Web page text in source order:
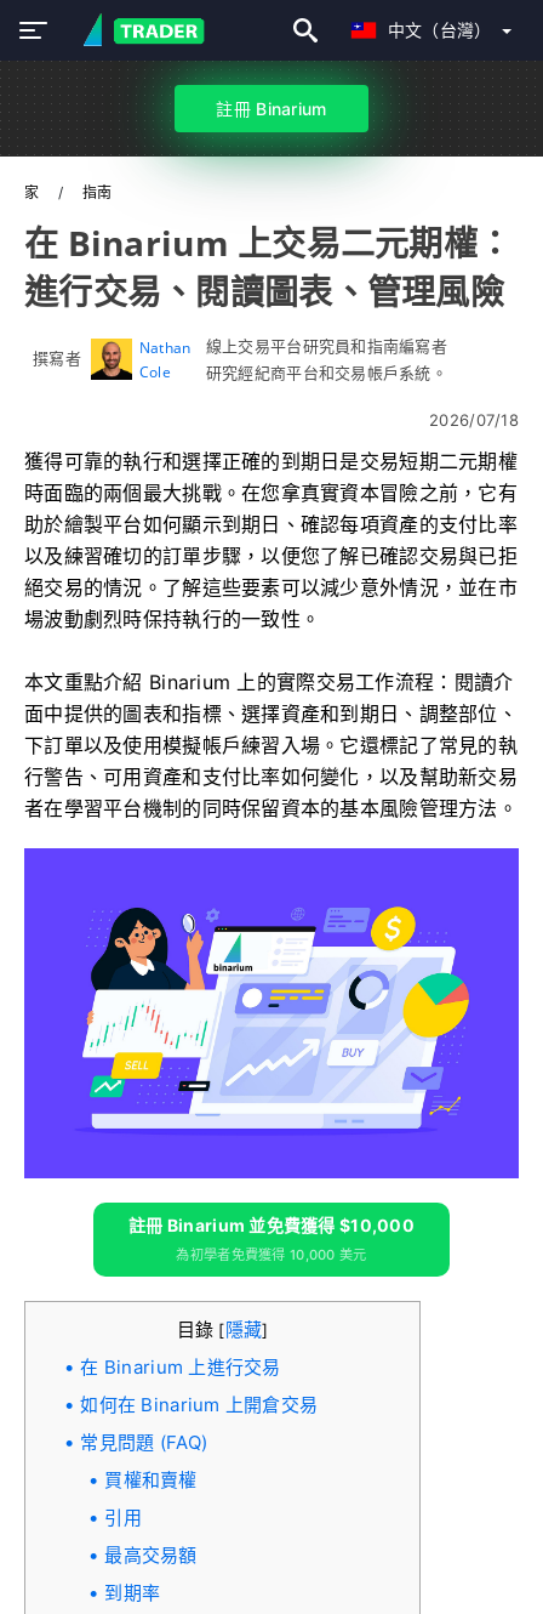
中文（台灣）
註冊 Binarium
家 指南
在 Binarium 上交易二元期權：
進行交易、閱讀圖表、管理風險
撰寫者
Nathan
Cole
線上交易平台研究員和指南編寫者
研究經紀商平台和交易帳戶系統。
2026/07/18
獲得可靠的執行和選擇正確的到期日是交易短期二元期權
時面臨的兩個最大挑戰。在您拿真實資本冒險之前，它有
助於繪製平台如何顯示到期日、確認每項資產的支付比率
以及練習確切的訂單步驟，以便您了解已確認交易與已拒
絕交易的情況。了解這些要素可以減少意外情況，並在市
場波動劇烈時保持執行的一致性。
本文重點介紹 Binarium 上的實際交易工作流程：閱讀介
面中提供的圖表和指標、選擇資產和到期日、調整部位、
下訂單以及使用模擬帳戶練習入場。它還標記了常見的執
行警告、可用資產和支付比率如何變化，以及幫助新交易
者在學習平台機制的同時保留資本的基本風險管理方法。
註冊 Binarium 並免費獲得 $10,000
為初學者免費獲得 10,000 美元
目錄 [隱藏]
在 Binarium 上進行交易
如何在 Binarium 上開倉交易
常見問題 (FAQ)
買權和賣權
引用
最高交易額
到期率